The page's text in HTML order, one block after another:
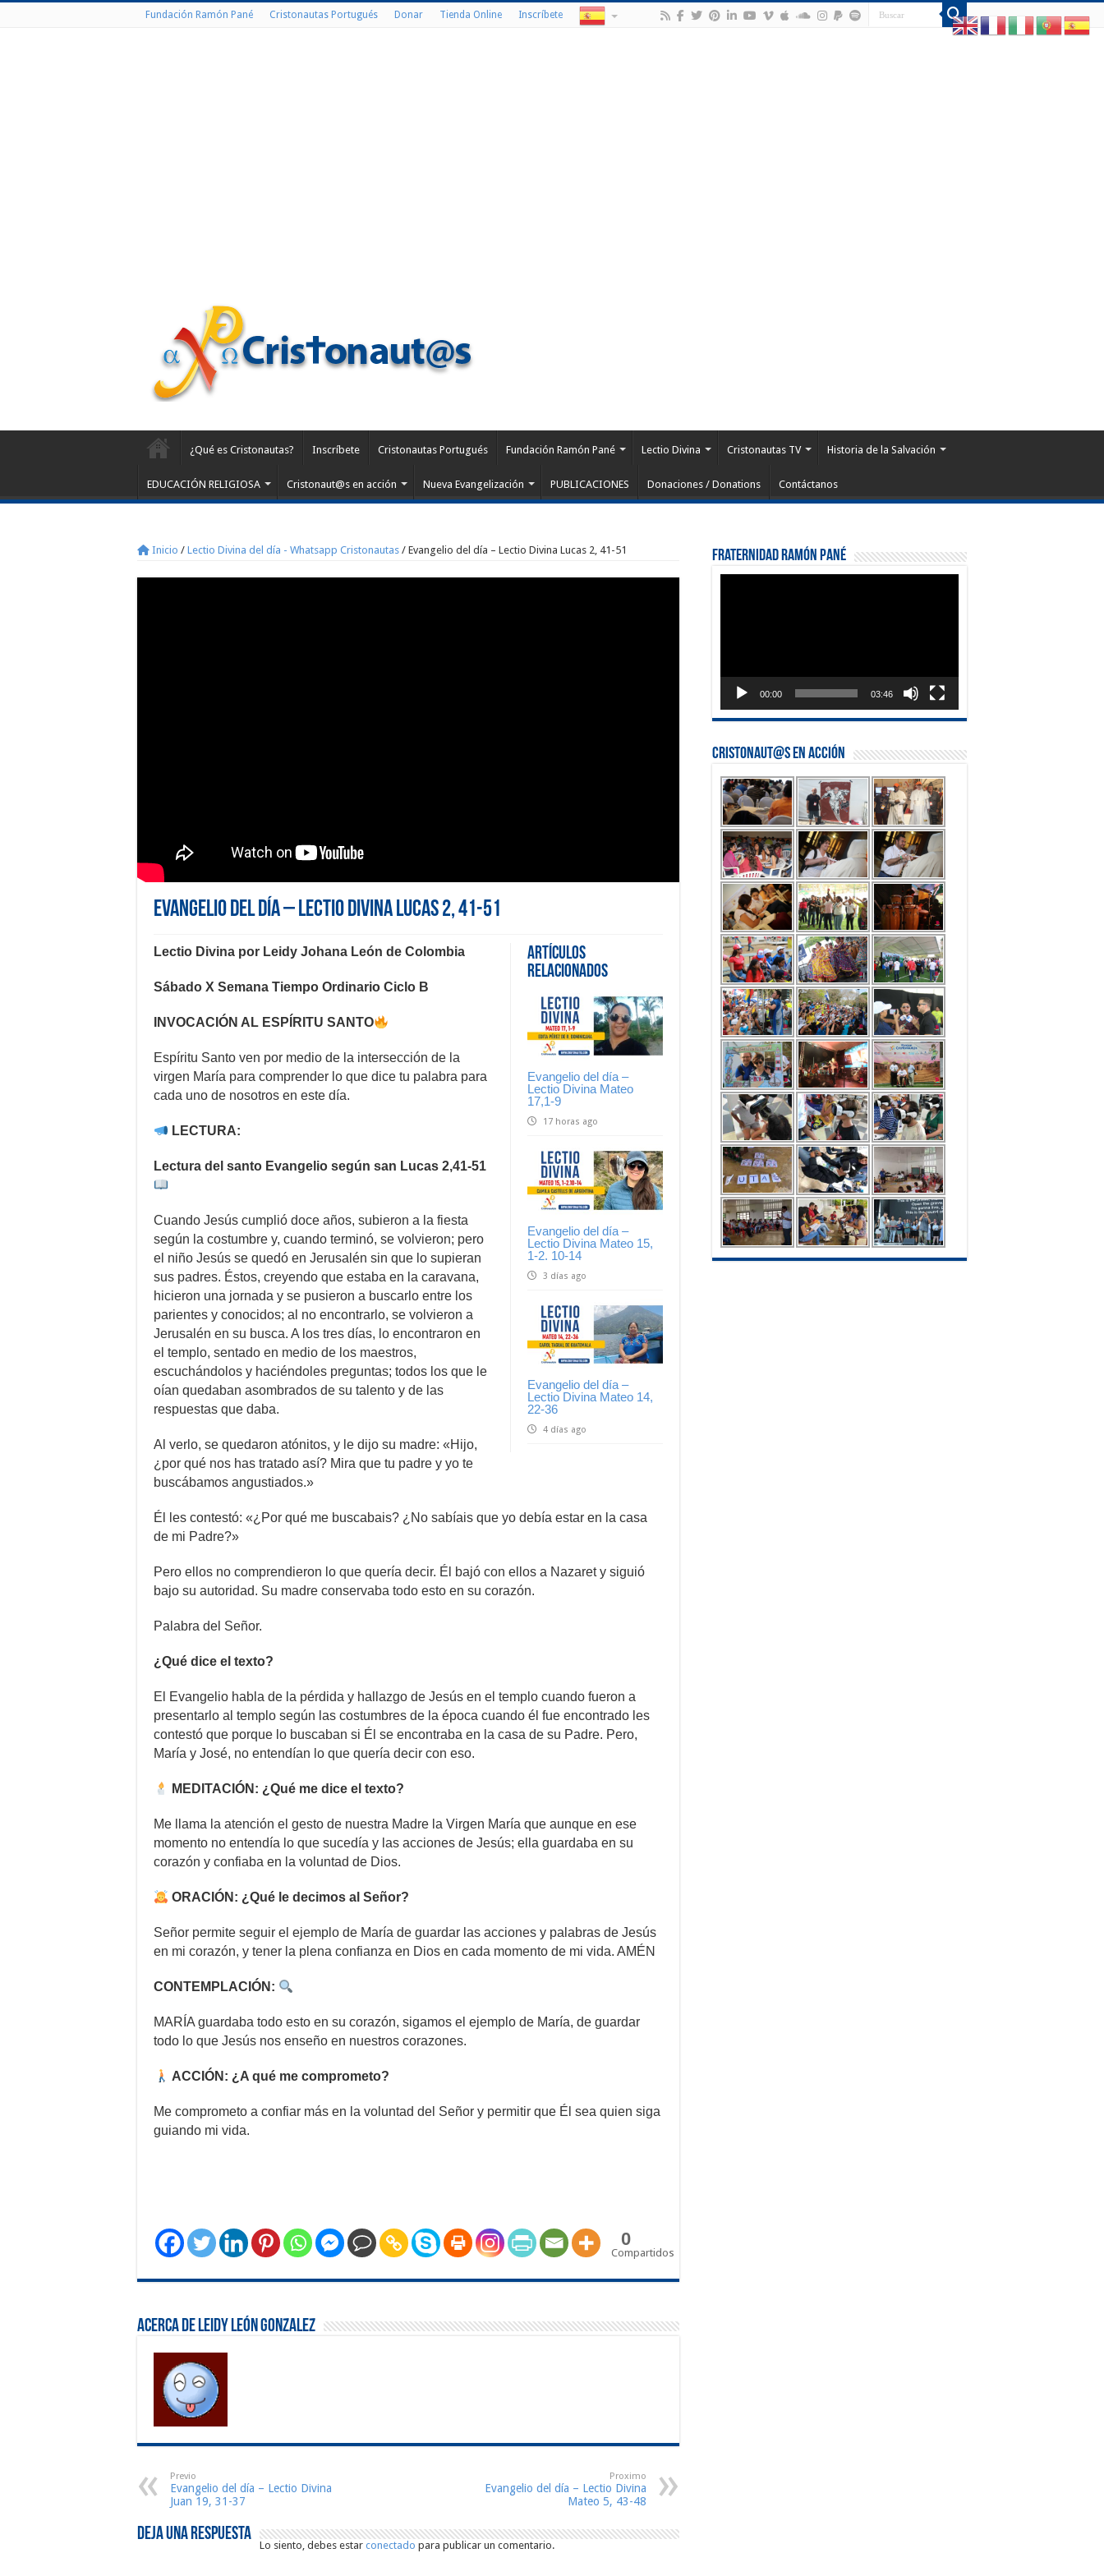
Fundación Ramón Pané Cristonautas Portugués Donar Tienda Online Inscríbete
¿Qué es Cristonautas? Inscríbete Cristonautas Portugués Fundación Ramón Pané Lectio Divina Cristonautas TV Historia de la Salvación
EDUCACIÓN RELIGIOSA Cristonaut@s en acción Nueva Evangelización PUBLICACIONES Donaciones / Donations Contáctanos
Inicio / Lectio Divina del día - Whatsapp Cristonautas / Evangelio del día – Lectio Divina Lucas 2, 41-51
Evangelio del día – Lectio Divina Lucas 2, 41-51
Artículos
Relacionados
Evangelio del día –
Lectio Divina Mateo
17,1-9
17 horas ago
Evangelio del día –
Lectio Divina Mateo 15,
1-2. 10-14
3 días ago
Evangelio del día –
Lectio Divina Mateo 14,
22-36
4 días ago
Lectio Divina por Leidy Johana León de Colombia
Sábado X Semana Tiempo Ordinario Ciclo B
INVOCACIÓN AL ESPÍRITU SANTO
Espíritu Santo ven por medio de la intersección de la
virgen María para comprender lo que dice tu palabra para
cada uno de nosotros en este día.
LECTURA:
Lectura del santo Evangelio según san Lucas 2,41-51
Cuando Jesús cumplió doce años, subieron a la fiesta
según la costumbre y, cuando terminó, se volvieron; pero
el niño Jesús se quedó en Jerusalén sin que lo supieran
sus padres. Éstos, creyendo que estaba en la caravana,
hicieron una jornada y se pusieron a buscarlo entre los
parientes y conocidos; al no encontrarlo, se volvieron a
Jerusalén en su busca. A los tres días, lo encontraron en
el templo, sentado en medio de los maestros,
escuchándolos y haciéndoles preguntas; todos los que le
oían quedaban asombrados de su talento y de las
respuestas que daba.
Al verlo, se quedaron atónitos, y le dijo su madre: «Hijo,
¿por qué nos has tratado así? Mira que tu padre y yo te
buscábamos angustiados.»
Él les contestó: «¿Por qué me buscabais? ¿No sabíais que yo debía estar en la casa
de mi Padre?»
Pero ellos no comprendieron lo que quería decir. Él bajó con ellos a Nazaret y siguió
bajo su autoridad. Su madre conservaba todo esto en su corazón.
Palabra del Señor.
¿Qué dice el texto?
El Evangelio habla de la pérdida y hallazgo de Jesús en el templo cuando fueron a
presentarlo al templo según las costumbres de la época cuando él fue encontrado les
contestó que porque lo buscaban si Él se encontraba en la casa de su Padre. Pero,
María y José, no entendían lo que quería decir con eso.
MEDITACIÓN: ¿Qué me dice el texto?
Me llama la atención el gesto de nuestra Madre la Virgen María que aunque en ese
momento no entendía lo que sucedía y las acciones de Jesús; ella guardaba en su
corazón y confiaba en la voluntad de Dios.
ORACIÓN: ¿Qué le decimos al Señor?
Señor permite seguir el ejemplo de María de guardar las acciones y palabras de Jesús
en mi corazón, y tener la plena confianza en Dios en cada momento de mi vida. AMÉN
CONTEMPLACIÓN:
MARÍA guardaba todo esto en su corazón, sigamos el ejemplo de María, de guardar
todo lo que Jesús nos enseño en nuestros corazones.
ACCIÓN: ¿A qué me comprometo?
Me comprometo a confiar más en la voluntad del Señor y permitir que Él sea quien siga
guiando mi vida.
0
Compartidos
Acerca de Leidy León Gonzalez
Previo
Evangelio del día – Lectio Divina
Juan 19, 31-37
Proximo
Evangelio del día – Lectio Divina
Mateo 5, 43-48
Deja una respuesta
Lo siento, debes estar conectado para publicar un comentario.
Fraternidad Ramón Pané
00:00 03:46
Cristonaut@s en Acción